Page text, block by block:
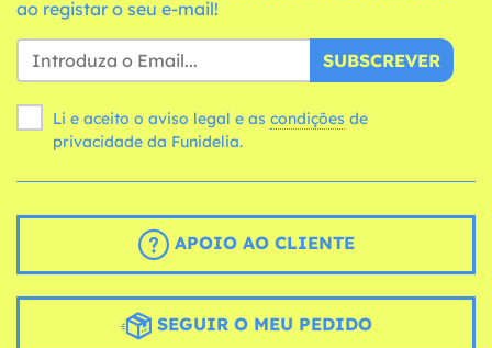
ao registar o seu e-mail!
SUBSCREVER
Li e aceito o aviso legal e as condições
privacidade da Funidelia.
APOIO AO CLIENTE
SEGUIR O MEU PEDIDO